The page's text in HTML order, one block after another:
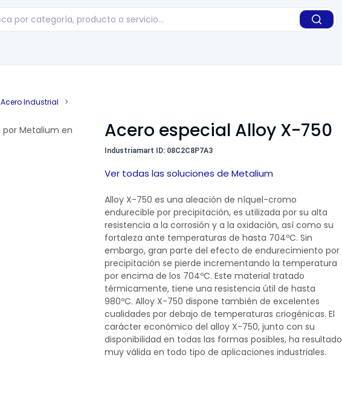
Acero Industrial >
Acero especial Alloy X-750
Industriamart ID: 08C2C8P7A3
Ver todas las soluciones de Metalium
Alloy X-750 es una aleación de níquel-cromo
endurecible por precipitación, es utilizada por su alta
resistencia a la corrosión y a la oxidación, así como su
fortaleza ante temperaturas de hasta 704ºC. Sin
embargo, gran parte del efecto de endurecimiento por
precipitación se pierde incrementando la temperatura
por encima de los 704ºC. Este material tratado
térmicamente, tiene una resistencia útil de hasta
980ºC. Alloy X-750 dispone también de excelentes
cualidades por debajo de temperaturas criogénicas. El
carácter económico del alloy X-750, junto con su
disponibilidad en todas las formas posibles, ha resultado
muy válida en todo tipo de aplicaciones industriales.